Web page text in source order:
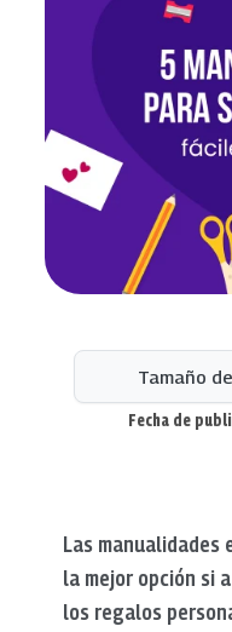
Tamaño
Fecha de
Las manualidades
la mejor opción si
los regalos